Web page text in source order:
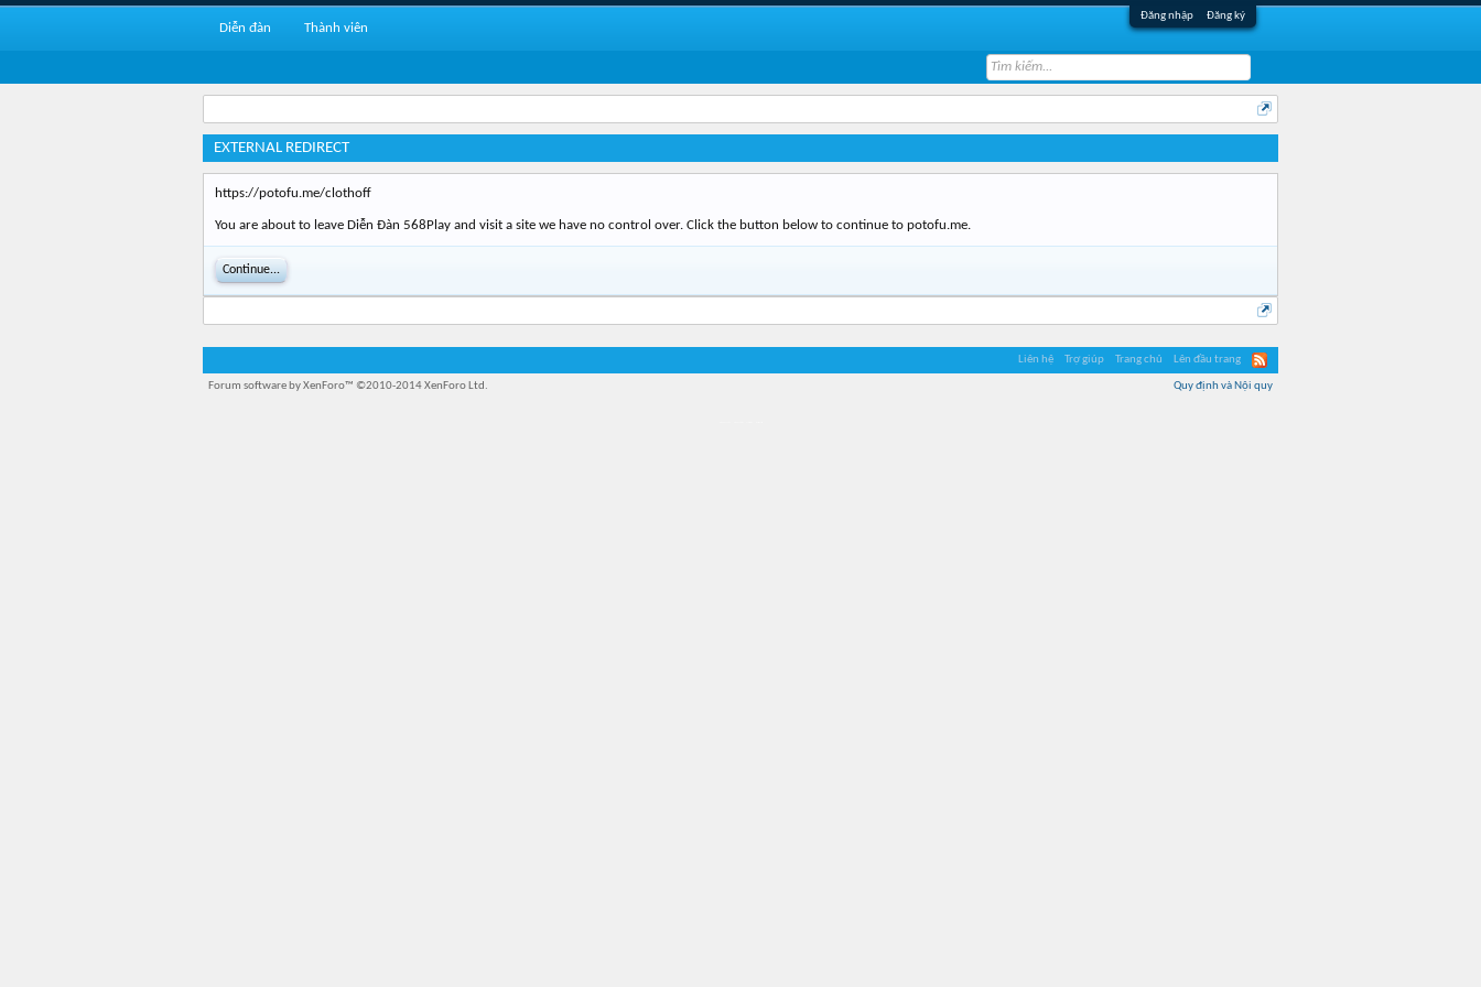
Đăng nhập Đăng ký
EXTERNAL REDIRECT
https://potofu.me/clothoff
You are about to leave Diễn Đàn 568Play and visit a site we have no control over. Click the button below to continue to potofu.me.
Continue...
Diễn đàn Thành viên
Liên hệ Trợ giúp Trang chủ Lên đầu trang
Quy định và Nội quy
Forum software by XenForo™ ©2010-2014 XenForo Ltd.